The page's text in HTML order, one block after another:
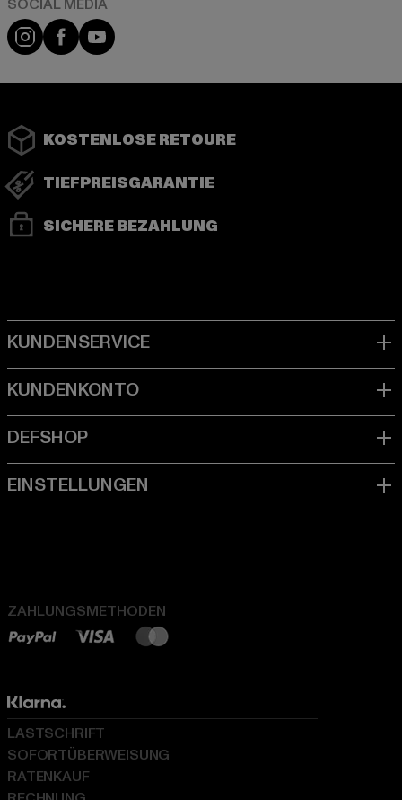
Instagram
FacebookYouTube
KOSTENLOSE RETOURE
TIEFPREISGARANTIE
SICHERE BEZAHLUNG
ZAHLUNGSMETHODEN
LASTSCHRIFT
SOFORTÜBERWEISUNG
RATENKAUF